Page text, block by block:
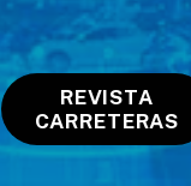
REVISTA
CARRETERAS